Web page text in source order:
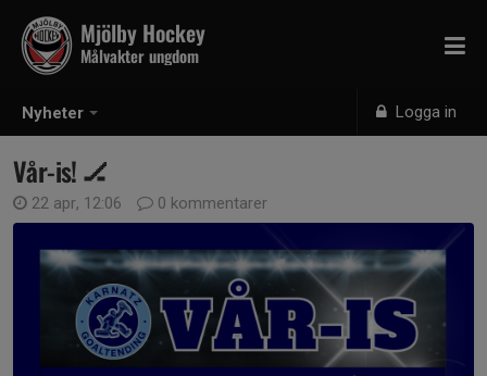
Nyheter Logga in
Mjölby Hockey
Målvakter ungdom
Vår-is! 🏒
22 apr, 12:06 0 kommentarer